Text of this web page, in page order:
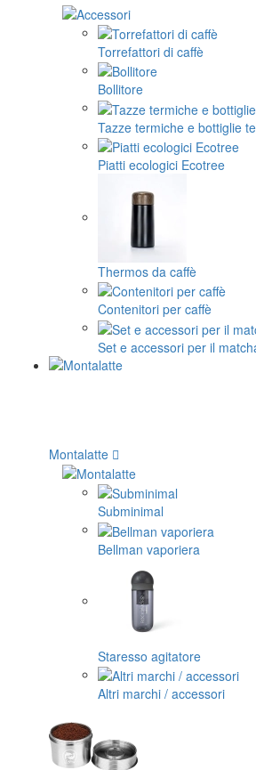
Torrefattori di caffè
Bollitore
Tazze termiche e bottiglie
Piatti ecologici Ecotree
Thermos da caffè
Contenitori per caffè
Set e accessori per il
Montalatte
Subminimal
Bellman vaporiera
Staresso agitatore
Altri marchi / accessori